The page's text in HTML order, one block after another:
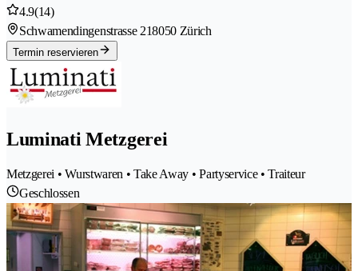
4.9(14)
Schwamendingenstrasse 218050 Zürich
Termin reservieren
Luminati Metzgerei
Metzgerei • Wurstwaren • Take Away • Partyservice • Traiteur
Geschlossen